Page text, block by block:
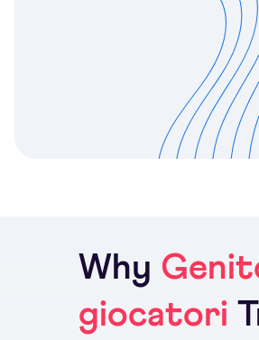
Why
giocatori